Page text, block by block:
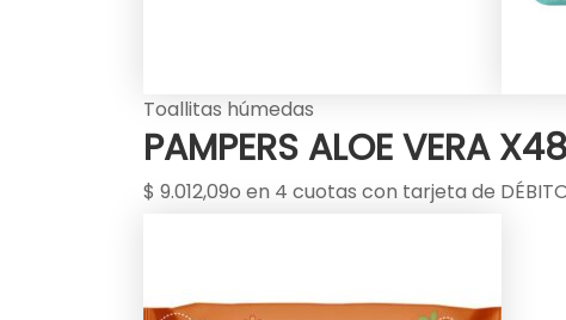
Toallitas húmedas
PAMPERS ALOE VERA
$ 9.012,09o en 4 cuotas con tarjeta de